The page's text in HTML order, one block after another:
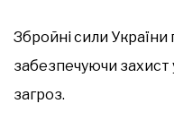
Збройні сили
забезпечуючи захист
загроз.